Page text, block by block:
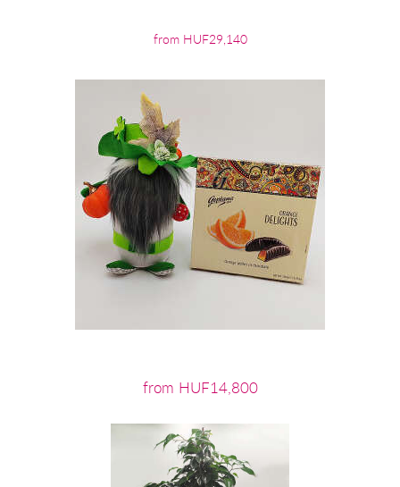
from HUF29,140
from HUF14,800